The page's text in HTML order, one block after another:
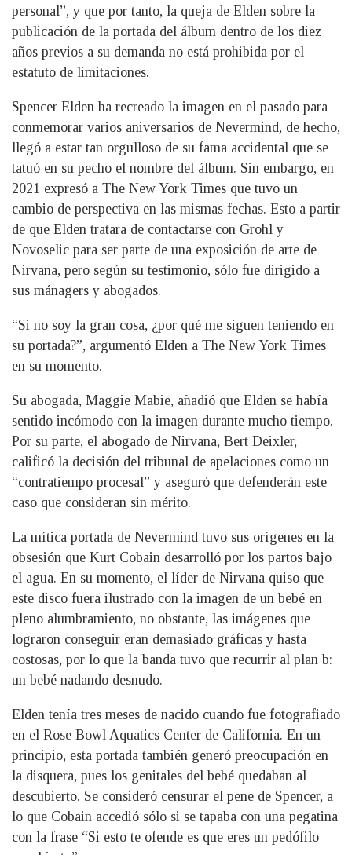
personal”, y que por tanto, la queja de Elden sobre la
publicación de la portada del álbum dentro de los diez
años previos a su demanda no está prohibida por el
estatuto de limitaciones.
Spencer Elden ha recreado la imagen en el pasado para
conmemorar varios aniversarios de Nevermind, de hecho,
llegó a estar tan orgulloso de su fama accidental que se
tatuó en su pecho el nombre del álbum. Sin embargo, en
2021 expresó a The New York Times que tuvo un
cambio de perspectiva en las mismas fechas. Esto a partir
de que Elden tratara de contactarse con Grohl y
Novoselic para ser parte de una exposición de arte de
Nirvana, pero según su testimonio, sólo fue dirigido a
sus mánagers y abogados.
“Si no soy la gran cosa, ¿por qué me siguen teniendo en
su portada?”, argumentó Elden a The New York Times
en su momento.
Su abogada, Maggie Mabie, añadió que Elden se había
sentido incómodo con la imagen durante mucho tiempo.
Por su parte, el abogado de Nirvana, Bert Deixler,
calificó la decisión del tribunal de apelaciones como un
“contratiempo procesal” y aseguró que defenderán este
caso que consideran sin mérito.
La mítica portada de Nevermind tuvo sus orígenes en la
obsesión que Kurt Cobain desarrolló por los partos bajo
el agua. En su momento, el líder de Nirvana quiso que
este disco fuera ilustrado con la imagen de un bebé en
pleno alumbramiento, no obstante, las imágenes que
lograron conseguir eran demasiado gráficas y hasta
costosas, por lo que la banda tuvo que recurrir al plan b:
un bebé nadando desnudo.
Elden tenía tres meses de nacido cuando fue fotografiado
en el Rose Bowl Aquatics Center de California. En un
principio, esta portada también generó preocupación en
la disquera, pues los genitales del bebé quedaban al
descubierto. Se consideró censurar el pene de Spencer, a
lo que Cobain accedió sólo si se tapaba con una pegatina
con la frase “Si esto te ofende es que eres un pedófilo